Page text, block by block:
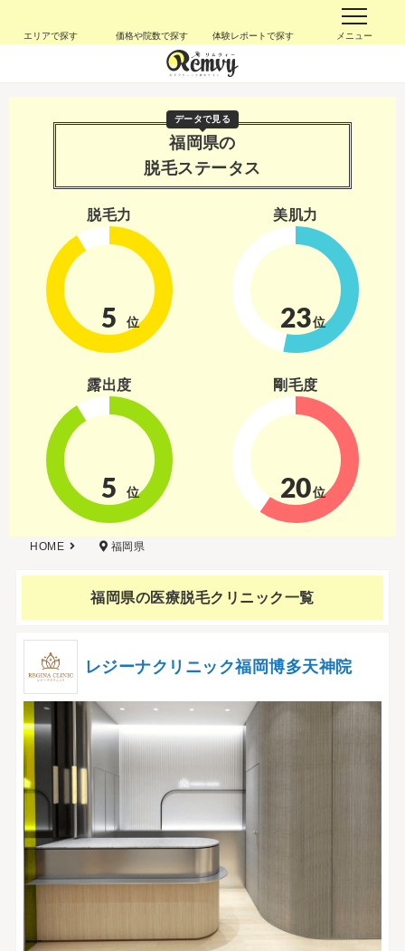
エリアで探す 価格や院数で探す 体験レポートで探す メニュー
データで見る
福岡県の
脱毛ステータス
脱毛力
5 位
美肌力
23位
露出度
5 位
剛毛度
20位
HOME 福岡県
福岡県の医療脱毛クリニック一覧
レジーナクリニック福岡博多天神院